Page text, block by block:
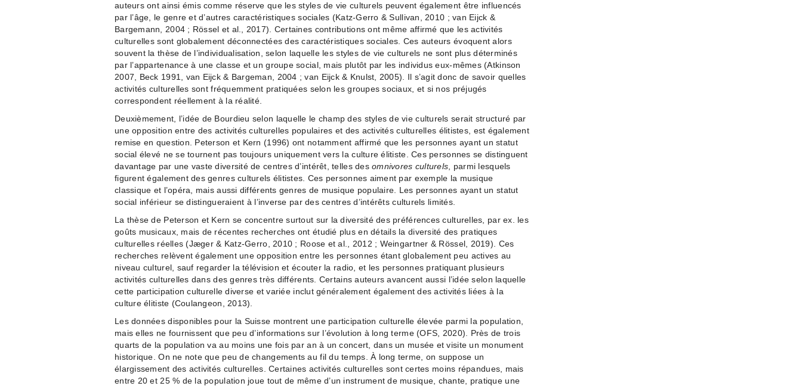
auteurs ont ainsi émis comme réserve que les styles de vie culturels peuvent également être influencés
par l’âge, le genre et d’autres caractéristiques sociales (Katz-Gerro & Sullivan, 2010 ; van Eijck &
Bargemann, 2004 ; Rössel et al., 2017). Certaines contributions ont même affirmé que les activités
culturelles sont globalement déconnectées des caractéristiques sociales. Ces auteurs évoquent alors
souvent la thèse de l’individualisation, selon laquelle les styles de vie culturels ne sont plus déterminés
par l’appartenance à une classe et un groupe social, mais plutôt par les individus eux-mêmes (Atkinson
2007, Beck 1991, van Eijck & Bargeman, 2004 ; van Eijck & Knulst, 2005). Il s’agit donc de savoir quelles
activités culturelles sont fréquemment pratiquées selon les groupes sociaux, et si nos préjugés
correspondent réellement à la réalité.
Deuxièmement, l’idée de Bourdieu selon laquelle le champ des styles de vie culturels serait structuré par
une opposition entre des activités culturelles populaires et des activités culturelles élitistes, est également
remise en question. Peterson et Kern (1996) ont notamment affirmé que les personnes ayant un statut
social élevé ne se tournent pas toujours uniquement vers la culture élitiste. Ces personnes se distinguent
davantage par une vaste diversité de centres d’intérêt, telles desomnivores culturels, parmi lesquels
figurent également des genres culturels élitistes. Ces personnes aiment par exemple la musique
classique et l’opéra, mais aussi différents genres de musique populaire. Les personnes ayant un statut
social inférieur se distingueraient à l’inverse par des centres d’intérêts culturels limités.
La thèse de Peterson et Kern se concentre surtout sur la diversité des préférences culturelles, par ex. les
goûts musicaux, mais de récentes recherches ont étudié plus en détails la diversité des pratiques
culturelles réelles (Jæger & Katz-Gerro, 2010 ; Roose et al., 2012 ; Weingartner & Rössel, 2019). Ces
recherches relèvent également une opposition entre les personnes étant globalement peu actives au
niveau culturel, sauf regarder la télévision et écouter la radio, et les personnes pratiquant plusieurs
activités culturelles dans des genres très différents. Certains auteurs avancent aussi l’idée selon laquelle
cette participation culturelle diverse et variée inclut généralement également des activités liées à la
culture élitiste (Coulangeon, 2013).
Les données disponibles pour la Suisse montrent une participation culturelle élevée parmi la population,
mais elles ne fournissent que peu d’informations sur l’évolution à long terme (OFS, 2020). Près de trois
quarts de la population va au moins une fois par an à un concert, dans un musée et visite un monument
historique. On ne note que peu de changements au fil du temps. À long terme, on suppose un
élargissement des activités culturelles. Certaines activités culturelles sont certes moins répandues, mais
entre 20 et 25 % de la population joue tout de même d’un instrument de musique, chante, pratique une